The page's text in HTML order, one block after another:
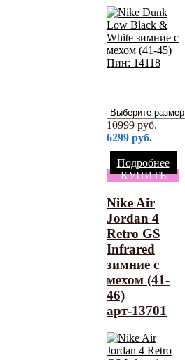
10999 руб.
6299 руб.
Подробнее
КУПИТЬ
Nike Air
Jordan 4
Retro GS
Infrared
зимние с
мехом (41-
46)
арт-13701